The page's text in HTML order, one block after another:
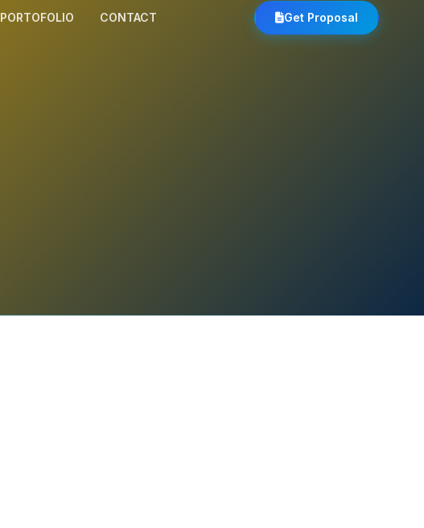
PORTOFOLIO CONTACT Get Proposal